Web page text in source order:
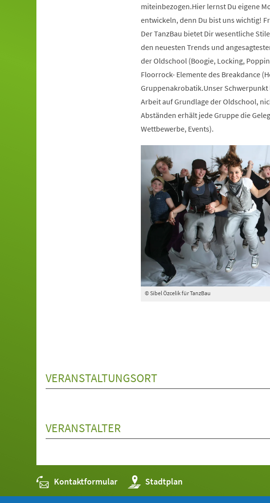
miteinbezogen.Hier lernst Du eigene
entwickeln, denn Du bist uns wichtig!
Der TanzBau bietet Dir wesentliche
den neuesten Trends und
der Oldschool (Boogie, Locking,
Floorrock- Elemente des Breakdance
Gruppenakrobatik.Unser
Arbeit auf Grundlage der Oldschool,
Abständen erhält jede Gruppe die
Wettbewerbe, Events).
© Sibel Özcelik für TanzBau
VERANSTALTUNGSORT
VERANSTALTER
Kontaktformular Stadtplan
(Öffnet
in
einem